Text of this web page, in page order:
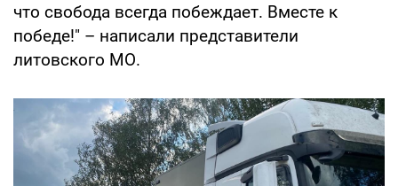
что свобода всегда побеждает. Вместе к
победе!" – написали представители
литовского МО.